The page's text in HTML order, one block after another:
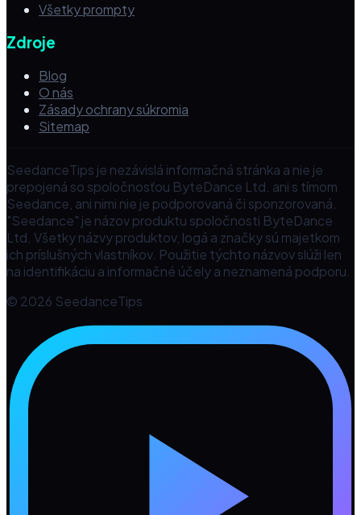
Všetky prompty
Zdroje
Blog
O nás
Zásady ochrany súkromia
Sitemap
SeedanceTips je nezávislá informačná stránka a nie je
prepojená so spoločnosťou ByteDance Ltd. ani s tímom
Seedance, ani nimi nie je podporovaná či sponzorovaná.
"Seedance" je názov produktu spoločnosti ByteDance
Ltd. Všetky názvy produktov, logá a značky sú majetkom
ich príslušných vlastníkov. Použitie týchto názvov slúži len
na identifikáciu a informačné účely a neznamená podporu.
© 2026 SeedanceTips